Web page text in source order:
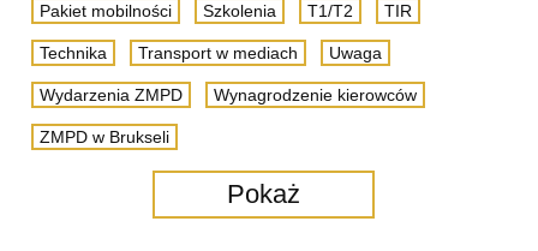
Pakiet mobilności Szkolenia T1/T2 TIR
Technika Transport w mediach Uwaga
Wydarzenia ZMPD Wynagrodzenie kierowców
ZMPD w Brukseli
Pokaż